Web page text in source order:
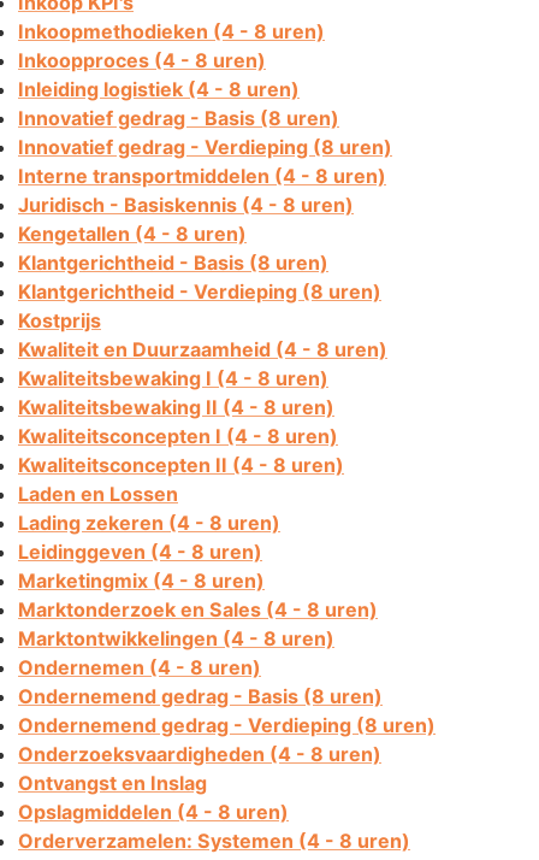
Inkoopmethodieken (4 - 8 uren)
Inkoopproces (4 - 8 uren)
Inleiding logistiek (4 - 8 uren)
Innovatief gedrag - Basis (8 uren)
Innovatief gedrag - Verdieping (8 uren)
Interne transportmiddelen (4 - 8 uren)
Juridisch - Basiskennis (4 - 8 uren)
Kengetallen (4 - 8 uren)
Klantgerichtheid - Basis (8 uren)
Klantgerichtheid - Verdieping (8 uren)
Kostprijs
Kwaliteit en Duurzaamheid (4 - 8 uren)
Kwaliteitsbewaking I (4 - 8 uren)
Kwaliteitsbewaking II (4 - 8 uren)
Kwaliteitsconcepten I (4 - 8 uren)
Kwaliteitsconcepten II (4 - 8 uren)
Laden en Lossen
Lading zekeren (4 - 8 uren)
Leidinggeven (4 - 8 uren)
Marketingmix (4 - 8 uren)
Marktonderzoek en Sales (4 - 8 uren)
Marktontwikkelingen (4 - 8 uren)
Ondernemen (4 - 8 uren)
Ondernemend gedrag - Basis (8 uren)
Ondernemend gedrag - Verdieping (8 uren)
Onderzoeksvaardigheden (4 - 8 uren)
Ontvangst en Inslag
Opslagmiddelen (4 - 8 uren)
Orderverzamelen: Systemen (4 - 8 uren)